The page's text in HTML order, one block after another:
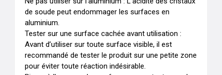
de soude peut endommager les surfaces en
aluminium.
Tester sur une surface cachée avant utilisation :
Avant d’utiliser sur toute surface visible, il est
recommandé de tester le produit sur une petite zone
pour éviter toute réaction indésirable.